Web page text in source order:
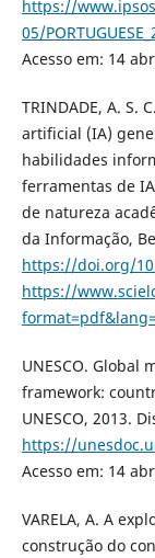
https://
05/
Acesso em: 14
TRINDADE, A. S.
artificial (IA)
habilidades
ferramentas de
de natureza
da Informação,
https://doi.org/
https://
UNESCO. Global
framework:
UNESCO, 2013.
https://
Acesso em: 14
VARELA, A. A
construção do